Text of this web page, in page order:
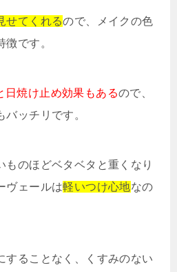
せてくれるので、メイクの色
です。
日焼け止め効果もあるので、
バッチリです。
ものほどベタベタと重くなり
ヴェールは軽いつけ心地なの
することなく、くすみのない